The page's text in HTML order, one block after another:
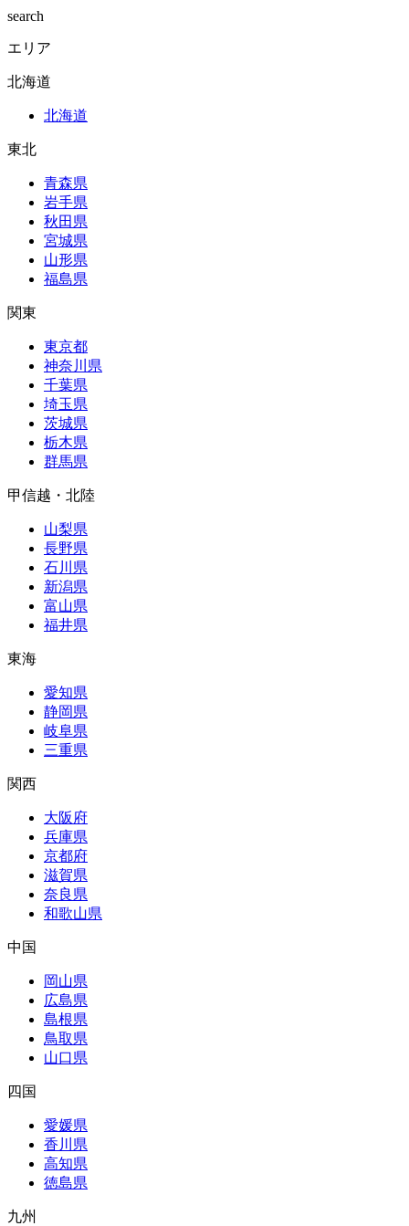
search
エリア
北海道
北海道
東北
青森県
岩手県
秋田県
宮城県
山形県
福島県
関東
東京都
神奈川県
千葉県
埼玉県
茨城県
栃木県
群馬県
甲信越・北陸
山梨県
長野県
石川県
新潟県
富山県
福井県
東海
愛知県
静岡県
岐阜県
三重県
関西
大阪府
兵庫県
京都府
滋賀県
奈良県
和歌山県
中国
岡山県
広島県
島根県
鳥取県
山口県
四国
愛媛県
香川県
高知県
徳島県
九州